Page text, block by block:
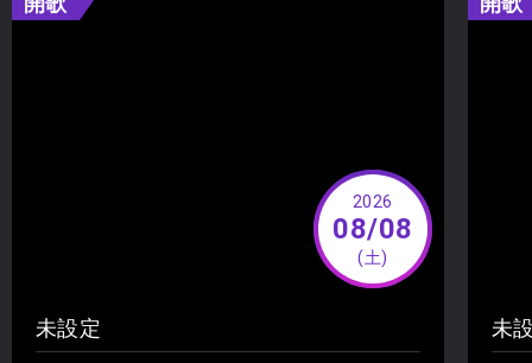
2026
08/08
(土)
未設定 未